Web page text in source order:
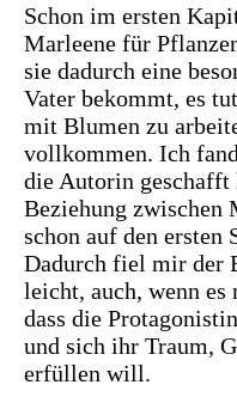
Schon im ersten
Marleene für
sie dadurch eine
Vater bekommt, es
mit Blumen zu
vollkommen. Ich
die Autorin geschafft
Beziehung zwischen
schon auf den ersten
Dadurch fiel mir der
leicht, auch, wenn
dass die
und sich ihr Traum,
erfüllen will.